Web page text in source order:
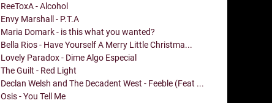
ReeToxA - Alcohol
Envy Marshall - P.T.A
Maria Domark - is this what you wanted?
Bella Rios - Have Yourself A Merry Little Christma...
Lovely Paradox - Dime Algo Especial
The Guilt - Red Light
Declan Welsh and The Decadent West - Feeble (Feat ...
Osis - You Tell Me